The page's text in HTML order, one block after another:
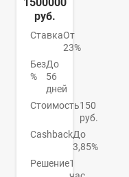
руб.
СтавкаОт
23%
Без
%
До
56
дней
Стоимость150
руб.
CashbackДо
3,85%
Решение1